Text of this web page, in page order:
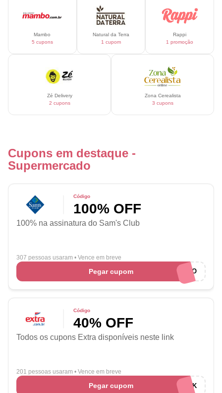
Mambo
5 cupons
Natural da Terra
1 cupom
Rappi
1 promoção
Zé Delivery
2 cupons
Zona Cerealista
3 cupons
Cupons em destaque -
Supermercado
Código
100% OFF
100% na assinatura do Sam's Club
307 pessoas usaram • Vence em breve
Pegar cupom CUPONADO
Código
40% OFF
Todos os cupons Extra disponíveis neste link
201 pessoas usaram • Vence em breve
Pegar cupom BLACK